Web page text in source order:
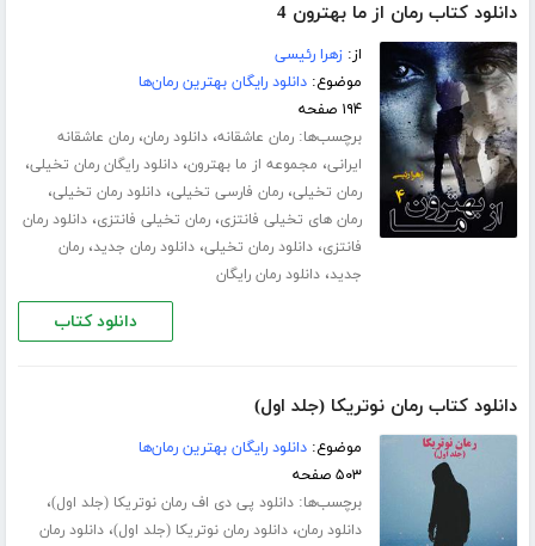
دانلود کتاب رمان از ما بهترون 4
از:زهرا رئیسی
موضوع:دانلود رایگان بهترین رمان‌ها
۱۹۴ صفحه
برچسب‌ها:رمان عاشقانه،دانلود رمان،رمان عاشقانه
ایرانی، مجموعه از ما بهترون،دانلود رایگان رمان تخیلی،
رمان تخیلی،رمان فارسی تخیلی،دانلود رمان تخیلی،
رمان های تخیلی فانتزی،رمان تخیلی فانتزی،دانلود رمان
فانتزی،دانلود رمان تخیلی،دانلود رمان جدید،رمان
جدید،دانلود رمان رایگان
دانلود کتاب
دانلود کتاب رمان نوتریکا (جلد اول)
موضوع:دانلود رایگان بهترین رمان‌ها
۵۰۳ صفحه
برچسب‌ها:دانلود پی دی اف رمان نوتریکا (جلد اول)،
دانلود رمان،دانلود رمان نوتریکا (جلد اول)،دانلود رمان